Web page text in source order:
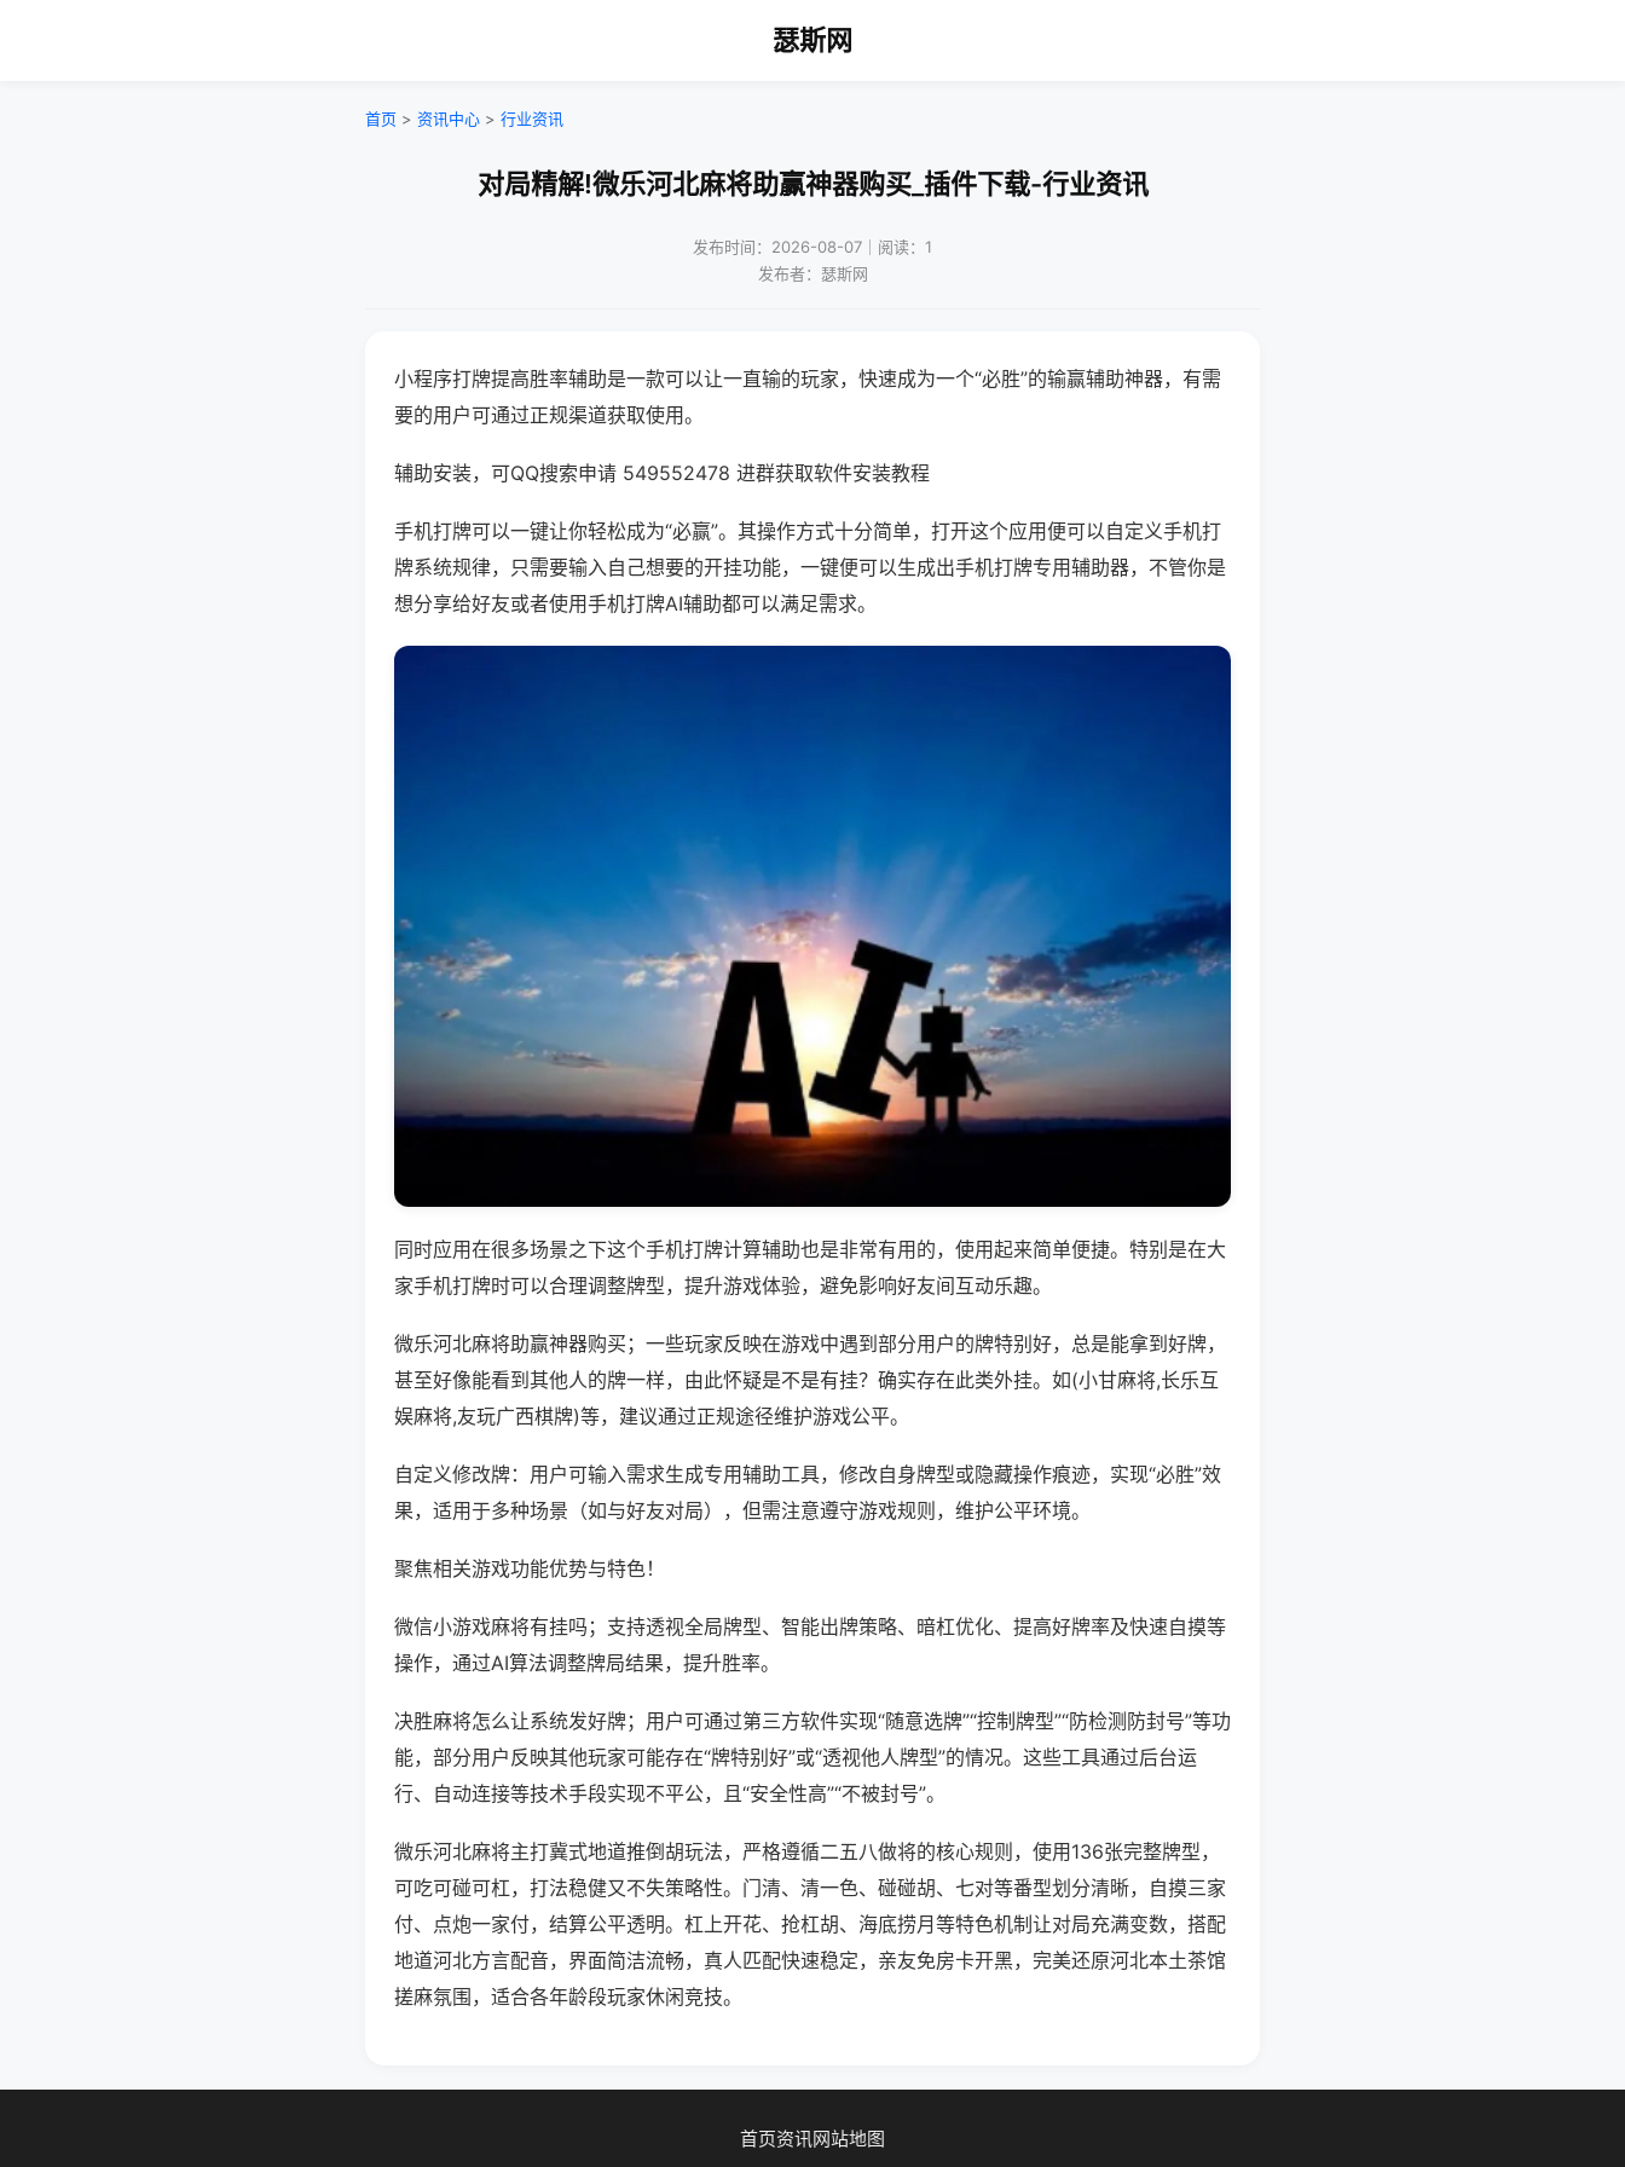
瑟斯网
首页 > 资讯中心 > 行业资讯
对局精解!微乐河北麻将助赢神器购买_插件下载-行业资讯
发布时间：2026-08-07｜阅读：1
发布者：瑟斯网
小程序打牌提高胜率辅助是一款可以让一直输的玩家，快速成为一个“必胜”的输赢辅助神器，有需
要的用户可通过正规渠道获取使用。
辅助安装，可QQ搜索申请 549552478 进群获取软件安装教程
手机打牌可以一键让你轻松成为“必赢”。其操作方式十分简单，打开这个应用便可以自定义手机打
牌系统规律，只需要输入自己想要的开挂功能，一键便可以生成出手机打牌专用辅助器，不管你是
想分享给好友或者使用手机打牌AI辅助都可以满足需求。
同时应用在很多场景之下这个手机打牌计算辅助也是非常有用的，使用起来简单便捷。特别是在大
家手机打牌时可以合理调整牌型，提升游戏体验，避免影响好友间互动乐趣。
微乐河北麻将助赢神器购买；一些玩家反映在游戏中遇到部分用户的牌特别好，总是能拿到好牌，
甚至好像能看到其他人的牌一样，由此怀疑是不是有挂？确实存在此类外挂。如(小甘麻将,长乐互
娱麻将,友玩广西棋牌)等，建议通过正规途径维护游戏公平。
自定义修改牌：用户可输入需求生成专用辅助工具，修改自身牌型或隐藏操作痕迹，实现“必胜”效
果，适用于多种场景（如与好友对局），但需注意遵守游戏规则，维护公平环境。
聚焦相关游戏功能优势与特色！
微信小游戏麻将有挂吗；支持透视全局牌型、智能出牌策略、暗杠优化、提高好牌率及快速自摸等
操作，通过AI算法调整牌局结果，提升胜率。
决胜麻将怎么让系统发好牌；用户可通过第三方软件实现“随意选牌”“控制牌型”“防检测防封号”等功
能，部分用户反映其他玩家可能存在“牌特别好”或“透视他人牌型”的情况。这些工具通过后台运
行、自动连接等技术手段实现不平公，且“安全性高”“不被封号”。
微乐河北麻将主打冀式地道推倒胡玩法，严格遵循二五八做将的核心规则，使用136张完整牌型，
可吃可碰可杠，打法稳健又不失策略性。门清、清一色、碰碰胡、七对等番型划分清晰，自摸三家
付、点炮一家付，结算公平透明。杠上开花、抢杠胡、海底捞月等特色机制让对局充满变数，搭配
地道河北方言配音，界面简洁流畅，真人匹配快速稳定，亲友免房卡开黑，完美还原河北本土茶馆
搓麻氛围，适合各年龄段玩家休闲竞技。
首页资讯网站地图